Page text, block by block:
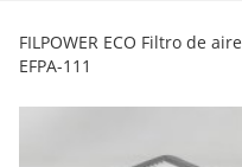
FILPOWER ECO Filtro de aire
EFPA-111